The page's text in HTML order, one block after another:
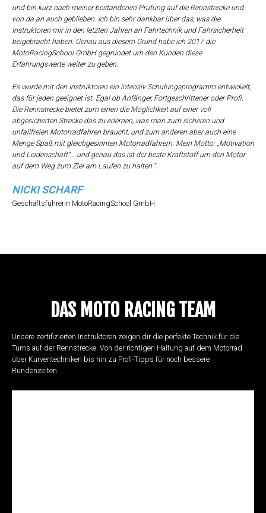
und bin kurz nach meiner bestandenen Prüfung auf die Rennstrecke und
von da an auch geblieben. Ich bin sehr dankbar über das, was die
Instruktoren mir in den letzten Jahren an Fahrtechnik und Fahrsicherheit
beigebracht haben. Genau aus diesem Grund habe ich 2017 die
MotoRacingSchool GmbH gegründet um den Kunden diese
Erfahrungswerte weiter zu geben.
Es wurde mit den Instruktoren ein intensiv Schulungsprogramm entwickelt,
das für jeden geeignet ist. Egal ob Anfänger, Fortgeschrittener oder Profi.
Die Rennstrecke bietet zum einen die Möglichkeit auf einer voll
abgesicherten Strecke das zu erlernen, was man zum sicheren und
unfallfreien Motorradfahren braucht, und zum anderen aber auch eine
Menge Spaß mit gleichgesinnten Motorradfahrern. Mein Motto: „Motivation
und Leidenschaft“… und genau das ist der beste Kraftstoff um den Motor
auf dem Weg zum Ziel am Laufen zu halten.“
NICKI SCHARF
Geschäftsführerin MotoRacingSchool GmbH
DAS MOTO RACING TEAM
Unsere zertifizierten Instruktoren zeigen dir die perfekte Technik für die
Turns auf der Rennstrecke. Von der richtigen Haltung auf dem Motorrad
über Kurventechniken bis hin zu Profi-Tipps für noch bessere
Rundenzeiten.